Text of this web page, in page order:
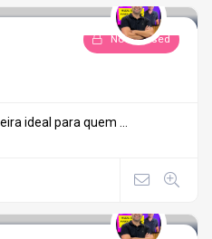
Now Closed
ideal para quem ...